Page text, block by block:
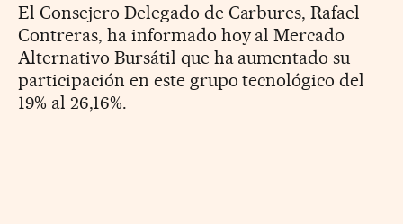
El Consejero Delegado de Carbures, Rafael
Contreras, ha informado hoy al Mercado
Alternativo Bursátil que ha aumentado su
participación en este grupo tecnológico del
19% al 26,16%.